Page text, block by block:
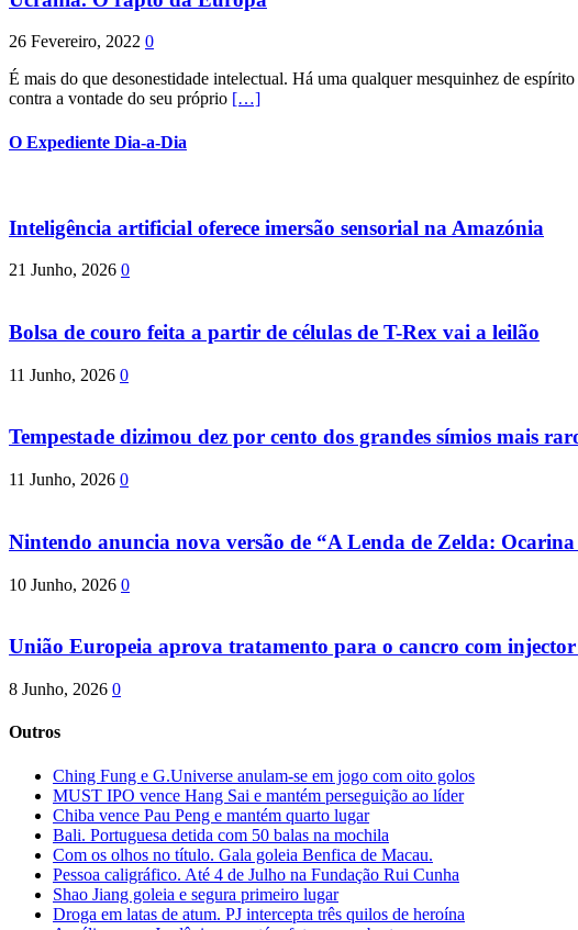
26 Fevereiro, 2022 0
É mais do que desonestidade intelectual. Há uma qualquer mesquinhez de
contra a vontade do seu próprio […]
O Expediente Dia-a-Dia
Inteligência artificial oferece imersão sensorial na Amazónia
21 Junho, 2026 0
Bolsa de couro feita a partir de células de T-Rex vai a leilão
11 Junho, 2026 0
Tempestade dizimou dez por cento dos grandes símios mais
11 Junho, 2026 0
Nintendo anuncia nova versão de “A Lenda de Zelda: Ocarina
10 Junho, 2026 0
União Europeia aprova tratamento para o cancro com
8 Junho, 2026 0
Outros
Ching Fung e G.Universe anulam-se em jogo com oito golos
MUST IPO vence Hang Sai e mantém perseguição ao líder
Chiba vence Pau Peng e mantém quarto lugar
Bali. Portuguesa detida com 50 balas na mochila
Com os olhos no título. Gala goleia Benfica de Macau.
Pessoa caligráfico. Até 4 de Julho na Fundação Rui Cunha
Shao Jiang goleia e segura primeiro lugar
Droga em latas de atum. PJ intercepta três quilos de heroína